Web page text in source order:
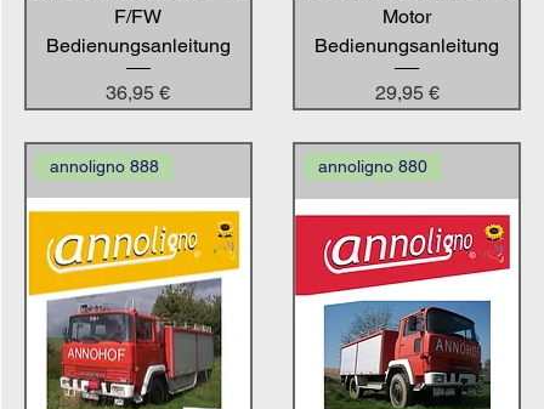
F/FW
Bedienungsanleitung
Preis
36,95 €
Motor
Bedienungsanleitung
Preis
29,95 €
annoligno 888 annoligno 880